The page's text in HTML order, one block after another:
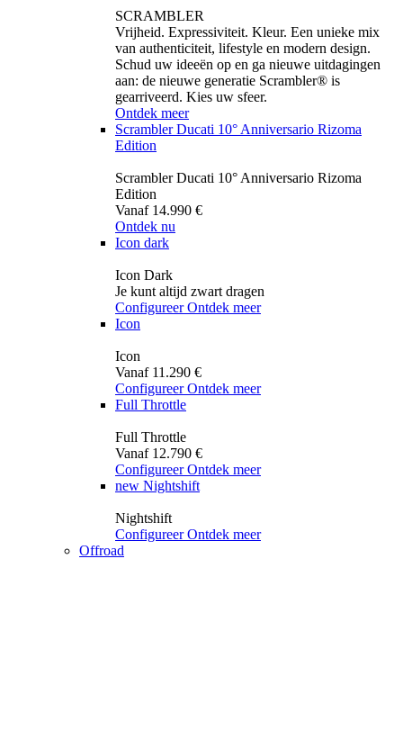
SCRAMBLER
Vrijheid. Expressiviteit. Kleur. Een unieke mix
van authenticiteit, lifestyle en modern design.
Schud uw ideeën op en ga nieuwe uitdagingen
aan: de nieuwe generatie Scrambler® is
gearriveerd. Kies uw sfeer.
Ontdek meer
Scrambler Ducati 10° Anniversario Rizoma
Edition
Scrambler Ducati 10° Anniversario Rizoma
Edition
Vanaf 14.990 €
Ontdek nu
Icon dark
Icon Dark
Je kunt altijd zwart dragen
Configureer Ontdek meer
Icon
Icon
Vanaf 11.290 €
Configureer Ontdek meer
Full Throttle
Full Throttle
Vanaf 12.790 €
Configureer Ontdek meer
new Nightshift
Nightshift
Configureer Ontdek meer
Offroad